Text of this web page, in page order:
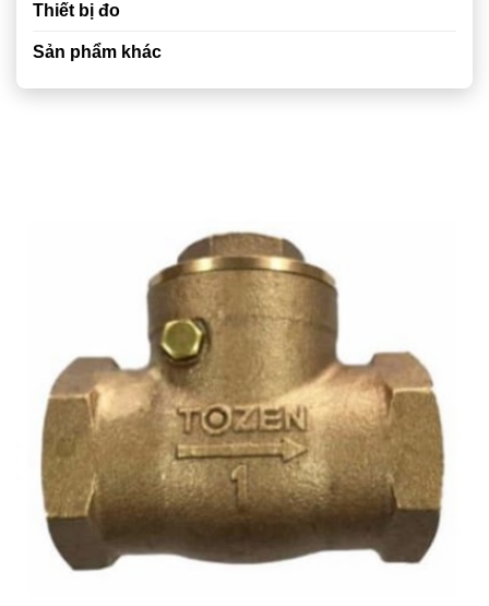
Thiết bị đo
Sản phẩm khác